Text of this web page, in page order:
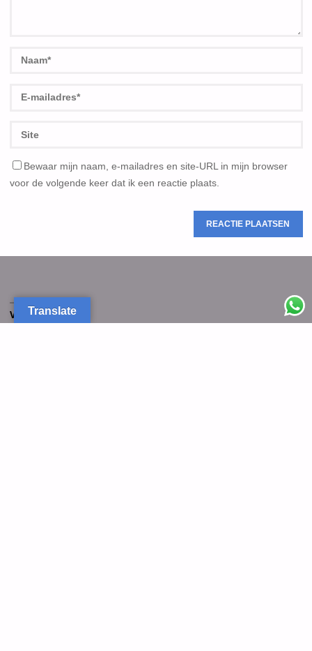
Bewaar mijn naam, e-mailadres en site-URL in mijn browser
voor de volgende keer dat ik een reactie plaats.
VOLG ONS
Translate